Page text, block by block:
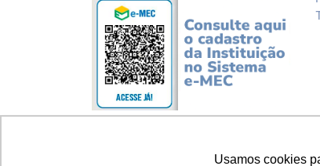
Usamos cookies